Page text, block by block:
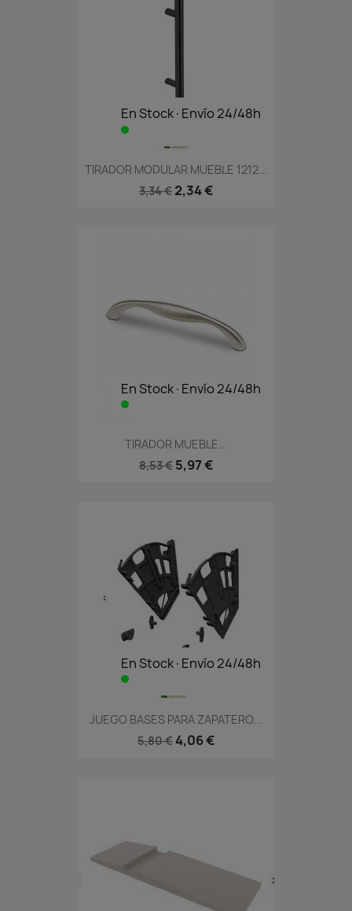
En Stock·Envío 24/48h
TIRADOR MODULAR MUEBLE 1212...
3,34 € 2,34 €
En Stock·Envío 24/48h
TIRADOR MUEBLE...
8,53 € 5,97 €
En Stock·Envío 24/48h
JUEGO BASES PARA ZAPATERO...
5,80 € 4,06 €